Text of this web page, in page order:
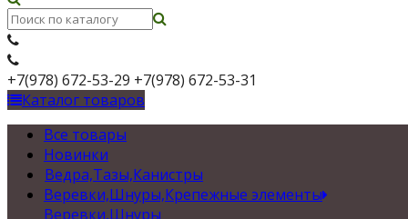
+7(978) 672-53-29 +7(978) 672-53-31
Каталог товаров
Все товары
Новинки
Ведра,Тазы,Канистры
Веревки,Шнуры,Крепежные элементы
Веревки,Шнуры